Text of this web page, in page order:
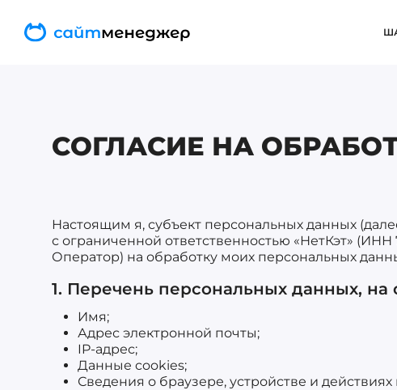
СОГЛАСИЕ НА
Настоящим я, субъект персональных данных
с ограниченной ответственностью «НетКэт» (ИНН
Оператор) на обработку моих персональных
1. Перечень персональных данных, на
Имя;
Адрес электронной почты;
IP-адрес;
Данные cookies;
Сведения о браузере, устройстве и